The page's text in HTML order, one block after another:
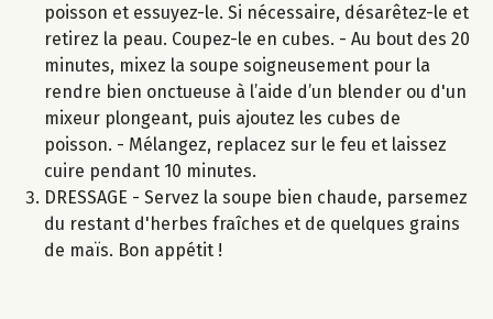
poisson et essuyez-le. Si nécessaire, désarêtez-le et
retirez la peau. Coupez-le en cubes. - Au bout des 20
minutes, mixez la soupe soigneusement pour la
rendre bien onctueuse à l’aide d’un blender ou d'un
mixeur plongeant, puis ajoutez les cubes de
poisson. - Mélangez, replacez sur le feu et laissez
cuire pendant 10 minutes.
DRESSAGE - Servez la soupe bien chaude, parsemez
du restant d'herbes fraîches et de quelques grains
de maïs. Bon appétit !